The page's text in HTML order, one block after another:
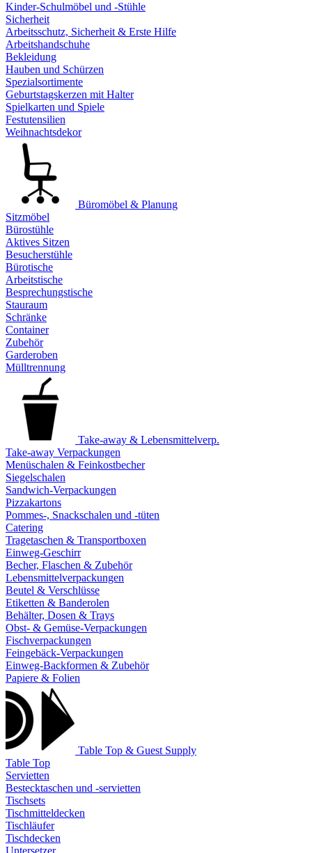
Kinder-Schulmöbel und -Stühle
Sicherheit
Arbeitsschutz, Sicherheit & Erste Hilfe
Arbeitshandschuhe
Bekleidung
Hauben und Schürzen
Spezialsortimente
Geburtstagskerzen mit Halter
Spielkarten und Spiele
Festutensilien
Weihnachtsdekor
Büromöbel & Planung
Sitzmöbel
Bürostühle
Aktives Sitzen
Besucherstühle
Bürotische
Arbeitstische
Besprechungstische
Stauraum
Schränke
Container
Zubehör
Garderoben
Mülltrennung
Take-away & Lebensmittelverp.
Take-away Verpackungen
Menüschalen & Feinkostbecher
Siegelschalen
Sandwich-Verpackungen
Pizzakartons
Pommes-, Snackschalen und -tüten
Catering
Tragetaschen & Transportboxen
Einweg-Geschirr
Becher, Flaschen & Zubehör
Lebensmittelverpackungen
Beutel & Verschlüsse
Etiketten & Banderolen
Behälter, Dosen & Trays
Obst- & Gemüse-Verpackungen
Fischverpackungen
Feingebäck-Verpackungen
Einweg-Backformen & Zubehör
Papiere & Folien
Table Top & Guest Supply
Table Top
Servietten
Bestecktaschen und -servietten
Tischsets
Tischmitteldecken
Tischläufer
Tischdecken